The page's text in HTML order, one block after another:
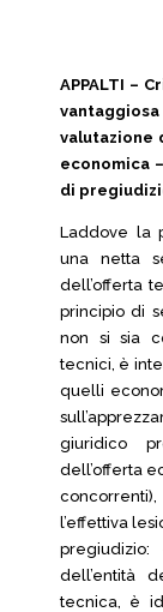
APPALTI –
valutazione
economica
di
Laddove la
una netta
dell’offerta
principio di
non si sia
tecnici, è
quelli
giuridico
dell’offerta
l’effettiva
dell’entità
tecnica, è